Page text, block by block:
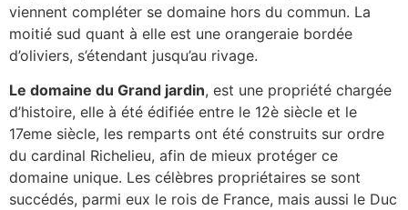
viennent compléter se domaine hors du commun. La
moitié sud quant à elle est une orangeraie bordée
d’oliviers, s’étendant jusqu’au rivage.
Le domaine du Grand jardin, est une propriété chargée
d’histoire, elle à été édifiée entre le 12è siècle et le
17eme siècle, les remparts ont été construits sur ordre
du cardinal Richelieu, afin de mieux protéger ce
domaine unique. Les célèbres propriétaires se sont
succédés, parmi eux le rois de France, mais aussi le Duc